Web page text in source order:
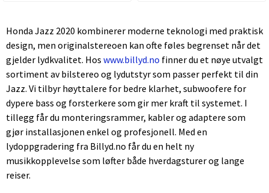
Honda Jazz 2020 kombinerer moderne teknologi med praktisk
design, men originalstereoen kan ofte føles begrenset når det
gjelder lydkvalitet. Hos www.billyd.no finner du et nøye utvalgt
sortiment av bilstereo og lydutstyr som passer perfekt til din
Jazz. Vi tilbyr høyttalere for bedre klarhet, subwoofere for
dypere bass og forsterkere som gir mer kraft til systemet. I
tillegg får du monteringsrammer, kabler og adaptere som
gjør installasjonen enkel og profesjonell. Med en
lydoppgradering fra Billyd.no får du en helt ny
musikkopplevelse som løfter både hverdagsturer og lange
reiser.